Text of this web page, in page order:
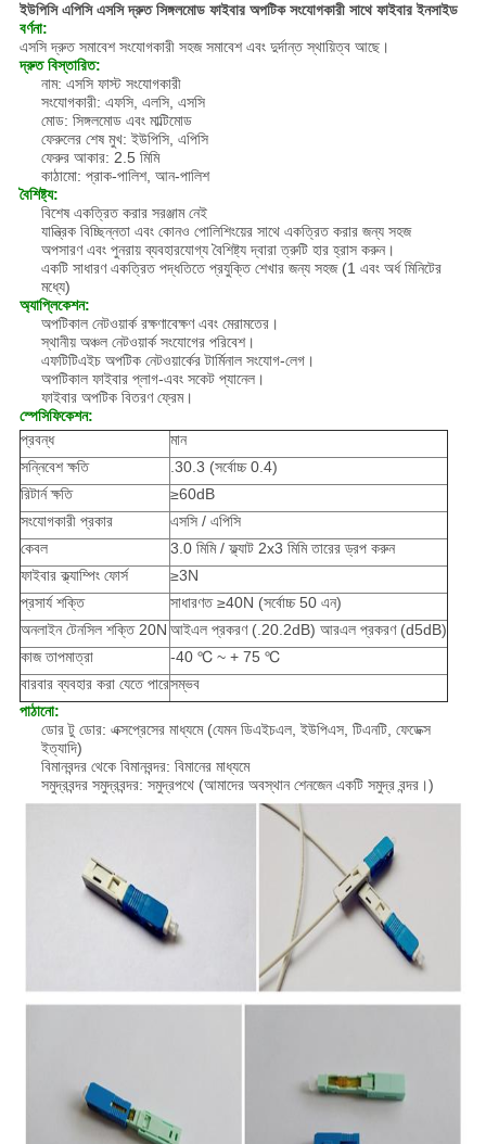
ইউপিসি এপিসি এসসি দ্রুত সিঙ্গলমোড ফাইবার অপটিক সংযোগকারী সাথে ফাইবার ইনসাইড
বর্ণনা:
এসসি দ্রুত সমাবেশ সংযোগকারী সহজ সমাবেশ এবং দুর্দান্ত স্থায়িত্ব আছে।
দ্রুত বিস্তারিত:
নাম: এসসি ফাস্ট সংযোগকারী
সংযোগকারী: এফসি, এলসি, এসসি
মোড: সিঙ্গলমোড এবং মাল্টিমোড
ফেরুলের শেষ মুখ: ইউপিসি, এপিসি
ফেরুর আকার: 2.5 মিমি
কাঠামো: প্রাক-পালিশ, আন-পালিশ
বৈশিষ্ট্য:
বিশেষ একত্রিত করার সরঞ্জাম নেই
যান্ত্রিক বিচ্ছিন্নতা এবং কোনও পোলিশিংয়ের সাথে একত্রিত করার জন্য সহজ
অপসারণ এবং পুনরায় ব্যবহারযোগ্য বৈশিষ্ট্য দ্বারা ত্রুটি হার হ্রাস করুন।
একটি সাধারণ একত্রিত পদ্ধতিতে প্রযুক্তি শেখার জন্য সহজ (1 এবং অর্ধ মিনিটের
মধ্যে)
অ্যাপ্লিকেশন:
অপটিকাল নেটওয়ার্ক রক্ষণাবেক্ষণ এবং মেরামতের।
স্থানীয় অঞ্চল নেটওয়ার্ক সংযোগের পরিবেশ।
এফটিটিএইচ অপটিক নেটওয়ার্কের টার্মিনাল সংযোগ-লেগ।
অপটিকাল ফাইবার প্লাগ-এবং সকেট প্যানেল।
ফাইবার অপটিক বিতরণ ফ্রেম।
স্পেসিফিকেশন:
প্রবন্ধ
মান
সন্নিবেশ ক্ষতি
.30.3 (সর্বোচ্চ 0.4)
রিটার্ন ক্ষতি
≥60dB
সংযোগকারী প্রকার
এসসি / এপিসি
কেবল
3.0 মিমি / ফ্ল্যাট 2x3 মিমি তারের ড্রপ করুন
ফাইবার ক্ল্যাম্পিং ফোর্স
≥3N
প্রসার্য শক্তি
সাধারণত ≥40N (সর্বোচ্চ 50 এন)
অনলাইন টেনসিল শক্তি 20N আইএল প্রকরণ (.20.2dB) আরএল প্রকরণ (d5dB)
কাজ তাপমাত্রা
-40 ℃ ~ + 75 ℃
বারবার ব্যবহার করা যেতে পারেসম্ভব
পাঠানো:
ডোর টু ডোর: এক্সপ্রেসের মাধ্যমে (যেমন ডিএইচএল, ইউপিএস, টিএনটি, ফেডেক্স
ইত্যাদি)
বিমানবন্দর থেকে বিমানবন্দর: বিমানের মাধ্যমে
সমুদ্রবন্দর সমুদ্রবন্দর: সমুদ্রপথে (আমাদের অবস্থান শেনজেন একটি সমুদ্র বন্দর।)